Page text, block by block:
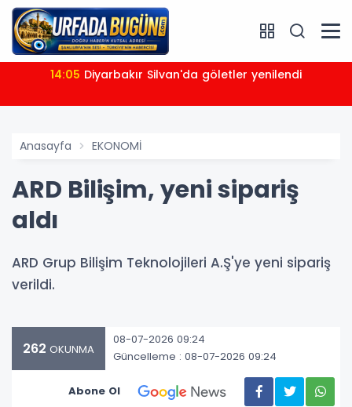
14:05 Diyarbakır Silvan'da göletler yenilendi
Anasayfa EKONOMİ
ARD Bilişim, yeni sipariş
aldı
ARD Grup Bilişim Teknolojileri A.Ş'ye yeni sipariş
verildi.
262 OKUNMA
08-07-2026 09:24
Güncelleme : 08-07-2026 09:24
Abone Ol